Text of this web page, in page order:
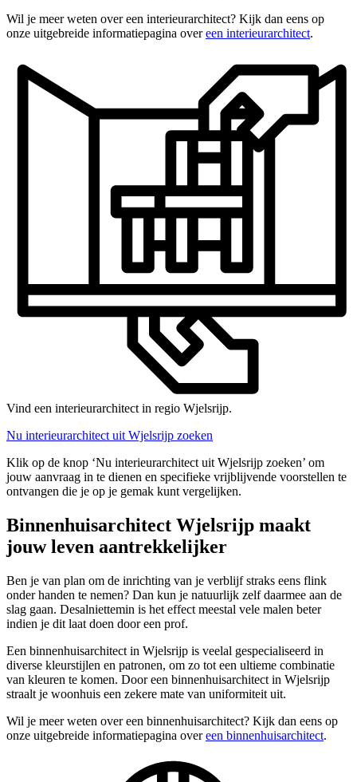
Wil je meer weten over een interieurarchitect? Kijk dan eens op
onze uitgebreide informatiepagina overeen interieurarchitect.
Vind een interieurarchitect in regio Wjelsrijp.
Nu interieurarchitect uit Wjelsrijp zoeken
Klik op de knop ‘Nu interieurarchitect uit Wjelsrijp zoeken’ om
jouw aanvraag in te dienen en specifieke vrijblijvende voorstellen te
ontvangen die je op je gemak kunt vergelijken.
Binnenhuisarchitect Wjelsrijp maakt
jouw leven aantrekkelijker
Ben je van plan om de inrichting van je verblijf straks eens flink
onder handen te nemen? Dan kun je natuurlijk zelf daarmee aan de
slag gaan. Desalniettemin is het effect meestal vele malen beter
indien je dit laat doen door een prof.
Een binnenhuisarchitect in Wjelsrijp is veelal gespecialiseerd in
diverse kleurstijlen en patronen, om zo tot een ultieme combinatie
van kleuren te komen. Door een binnenhuisarchitect in Wjelsrijp
straalt je woonhuis een zekere mate van uniformiteit uit.
Wil je meer weten over een binnenhuisarchitect? Kijk dan eens op
onze uitgebreide informatiepagina overeen binnenhuisarchitect.